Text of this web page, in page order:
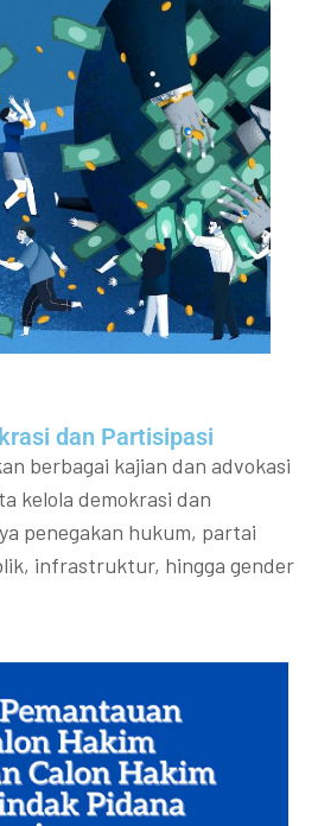
dan Partisipasi​
berbagai kajian dan advokasi
kelola demokrasi dan
penegakan hukum, partai
infrastruktur, hingga gender